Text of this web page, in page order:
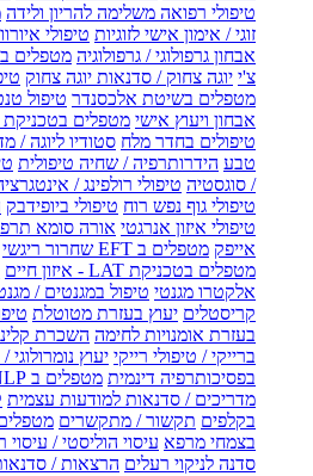
טיפולי רפואה משלימה להריון ולידה
זוגי / אימון אישי לזוגיות טיפולי
אבחון גרפולוגי / גרפולוגיה מטפלים
צ'י יוגה צחוק / סדנאות יוגה צחוק
מטפלים בשיטת אלכסנדר טיפול
אבחון ויעוץ אישי מטפלים בטכניקת
טיפולים בחדר מלח סטודיו ליוגה /
טבע הידרותרפיה / שחיה טיפולית
/ סוגסטיה טיפולי רולפינג /
טיפולי גוף נפש רוח טיפולי ביופידבק
טיפולי איזון אנרגטי אורה סומא
אייפק מטפלים ב EFT שחרור ריגשי
מטפלים בטכניקת LAT - איזון חיים
אלקטרו מגנטי טיפול במגנטים /
קריסטלים יעוץ בעזרת מטוטלת
בעזרת אומנויות לחימה השכרת
ברייקי / טיפולי רייקי יעוץ נומרולוגי /
בפסיכותרפיה דינמית מטפלים ב NLP נלפ
מדריכים / סדנאות למודעות עצמית
בקלפים תקשור / מתקשרים
בצמחי מרפא עיסוי הוליסטי / עיסוי
סדנה לניקוי רעלים הרצאות /